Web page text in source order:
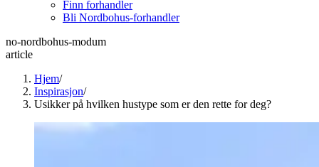
Finn forhandler
Bli Nordbohus-forhandler
no-nordbohus-modum
article
Hjem/
Inspirasjon/
Usikker på hvilken hustype som er den rette for deg?